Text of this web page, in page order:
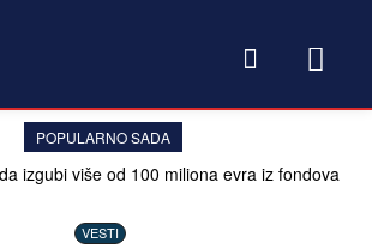
POPULARNO SADA
izgubi više od 100 miliona evra iz fondova
VESTI